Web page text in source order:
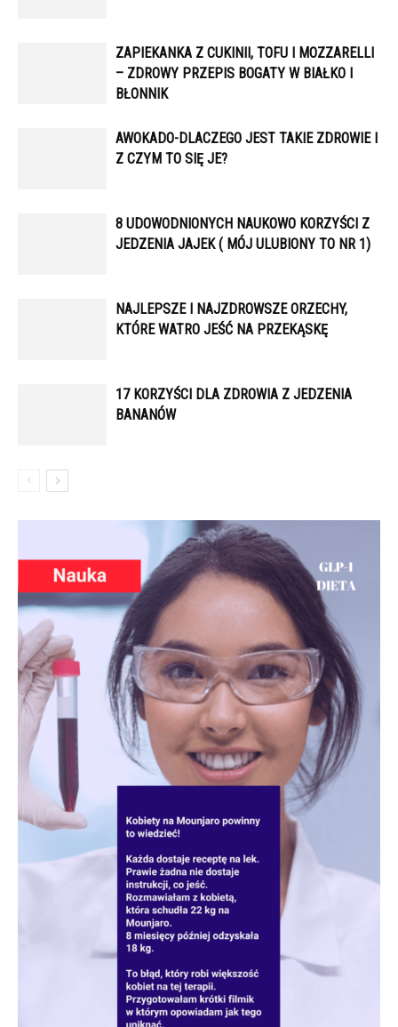
ZAPIEKANKA Z CUKINII, TOFU I MOZZARELLI
– ZDROWY PRZEPIS BOGATY W BIAŁKO I
BŁONNIK
AWOKADO-DLACZEGO JEST TAKIE ZDROWIE I
Z CZYM TO SIĘ JE?
8 UDOWODNIONYCH NAUKOWO KORZYŚCI Z
JEDZENIA JAJEK ( MÓJ ULUBIONY TO NR 1)
NAJLEPSZE I NAJZDROWSZE ORZECHY,
KTÓRE WATRO JEŚĆ NA PRZEKĄSKĘ
17 KORZYŚCI DLA ZDROWIA Z JEDZENIA
BANANÓW